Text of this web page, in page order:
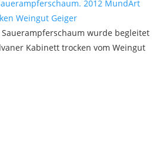
wurde begleitet
Kabinett trocken vom Weingut